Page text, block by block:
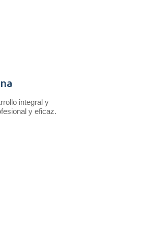
integral y
y eficaz.